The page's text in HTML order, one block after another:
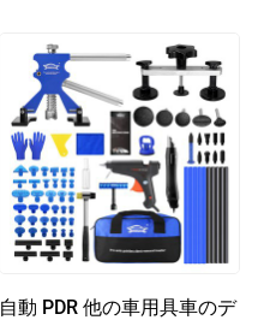
自動 PDR 他の車用具車のデ